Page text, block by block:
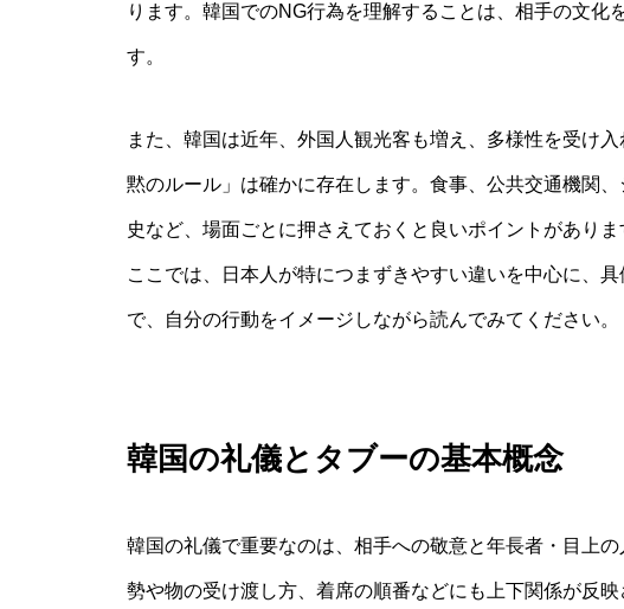
ります。韓国でのNG行為を理解することは、相手の文化
す。
また、韓国は近年、外国人観光客も増え、多様性を受け
黙のルール」は確かに存在します。食事、公共交通機関
史など、場面ごとに押さえておくと良いポイントがありま
ここでは、日本人が特につまずきやすい違いを中心に、
で、自分の行動をイメージしながら読んでみてください。
韓国の礼儀とタブーの基本概念
韓国の礼儀で重要なのは、相手への敬意と年長者・目上
勢や物の受け渡し方、着席の順番などにも上下関係が反